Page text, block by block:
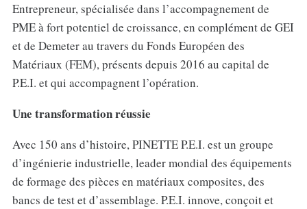
Entrepreneur, spécialisée dans l’accompagnement de
PME à fort potentiel de croissance, en complément de GEI
et de Demeter au travers du Fonds Européen des
Matériaux (FEM), présents depuis 2016 au capital de
P.E.I. et qui accompagnent l’opération.
Une transformation réussie
Avec 150 ans d’histoire, PINETTE P.E.I. est un groupe
d’ingénierie industrielle, leader mondial des équipements
de formage des pièces en matériaux composites, des
bancs de test et d’assemblage. P.E.I. innove, conçoit et